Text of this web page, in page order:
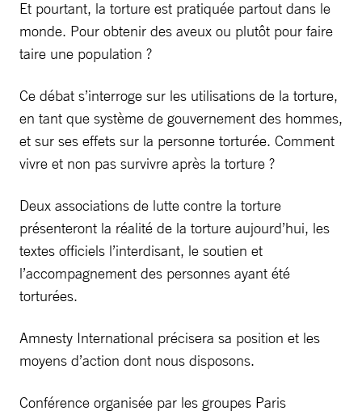
Et pourtant, la torture est pratiquée partout dans le
monde. Pour obtenir des aveux ou plutôt pour faire
taire une population ?
Ce débat s’interroge sur les utilisations de la torture,
en tant que système de gouvernement des hommes,
et sur ses effets sur la personne torturée. Comment
vivre et non pas survivre après la torture ?
Deux associations de lutte contre la torture
présenteront la réalité de la torture aujourd’hui, les
textes officiels l’interdisant, le soutien et
l’accompagnement des personnes ayant été
torturées.
Amnesty International précisera sa position et les
moyens d’action dont nous disposons.
Conférence organisée par les groupes Paris